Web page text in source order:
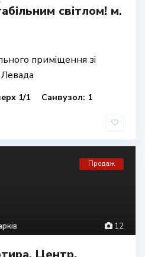
світлом! м.
приміщення зі
Левада
1/1 Санвузол: 1
12
Продаж